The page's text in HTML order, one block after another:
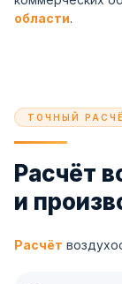
области.
ТОЧНЫЙ
Расчёт
и
Расчёт